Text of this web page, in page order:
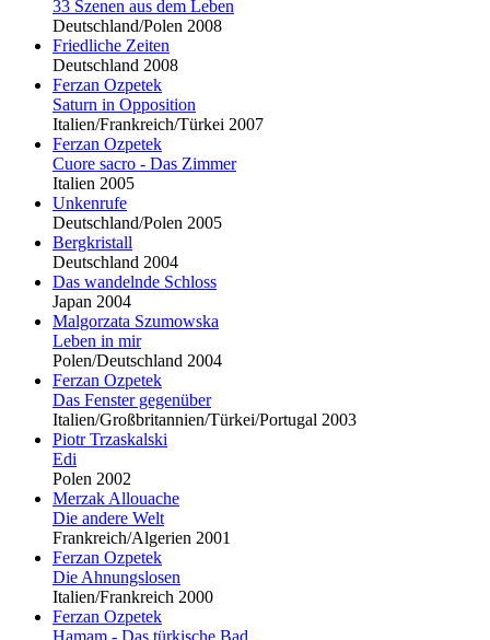
33 Szenen aus dem Leben
Deutschland/Polen 2008
Friedliche Zeiten
Deutschland 2008
Ferzan Ozpetek
Saturn in Opposition
Italien/Frankreich/Türkei 2007
Ferzan Ozpetek
Cuore sacro - Das Zimmer
Italien 2005
Unkenrufe
Deutschland/Polen 2005
Bergkristall
Deutschland 2004
Das wandelnde Schloss
Japan 2004
Malgorzata Szumowska
Leben in mir
Polen/Deutschland 2004
Ferzan Ozpetek
Das Fenster gegenüber
Italien/Großbritannien/Türkei/Portugal 2003
Piotr Trzaskalski
Edi
Polen 2002
Merzak Allouache
Die andere Welt
Frankreich/Algerien 2001
Ferzan Ozpetek
Die Ahnungslosen
Italien/Frankreich 2000
Ferzan Ozpetek